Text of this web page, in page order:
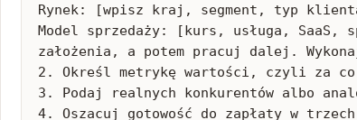
Rynek: [wpisz kraj, segment, typ
Model sprzedaży: [kurs, usługa, SaaS,
założenia, a potem pracuj dalej.
2. Określ metrykę wartości, czyli za
3. Podaj realnych konkurentów albo
4. Oszacuj gotowość do zapłaty w